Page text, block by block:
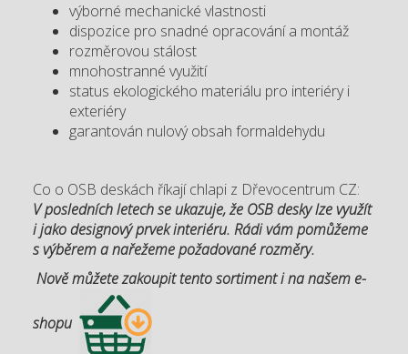
výborné mechanické vlastnosti
dispozice pro snadné opracování a montáž
rozměrovou stálost
mnohostranné využití
status ekologického materiálu pro interiéry i
exteriéry
garantován nulový obsah formaldehydu
Co o OSB deskách říkají chlapi z Dřevocentrum CZ:
V posledních letech se ukazuje, že OSB desky lze využít
i jako designový prvek interiéru. Rádi vám pomůžeme
s výběrem a nařežeme požadované rozměry.
Nově můžete zakoupit tento sortiment i na našem e-
shopu